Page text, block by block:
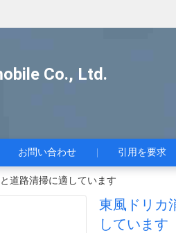
Co., Ltd.
お問い合わせ 引用を要求
道路清掃に適しています
東風ドリカ
しています